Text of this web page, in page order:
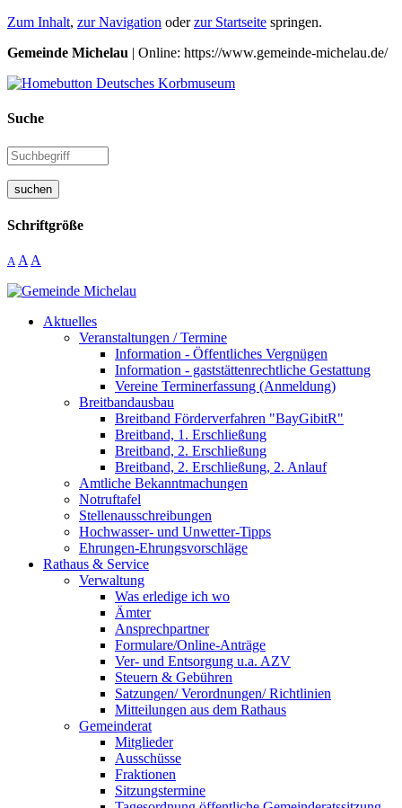
Zum Inhalt, zur Navigation oderzur Startseite springen.
Gemeinde Michelau | Online: https://www.gemeinde-michelau.de/
Suche
suchen
Schriftgröße
A A A
Aktuelles
Veranstaltungen / Termine
Information - Öffentliches Vergnügen
Information - gaststättenrechtliche Gestattung
Vereine Terminerfassung (Anmeldung)
Breitbandausbau
Breitband Förderverfahren "BayGibitR"
Breitband, 1. Erschließung
Breitband, 2. Erschließung
Breitband, 2. Erschließung, 2. Anlauf
Amtliche Bekanntmachungen
Notruftafel
Stellenausschreibungen
Hochwasser- und Unwetter-Tipps
Ehrungen-Ehrungsvorschläge
Rathaus & Service
Verwaltung
Was erledige ich wo
Ämter
Ansprechpartner
Formulare/Online-Anträge
Ver- und Entsorgung u.a. AZV
Steuern & Gebühren
Satzungen/ Verordnungen/ Richtlinien
Mitteilungen aus dem Rathaus
Gemeinderat
Mitglieder
Ausschüsse
Fraktionen
Sitzungstermine